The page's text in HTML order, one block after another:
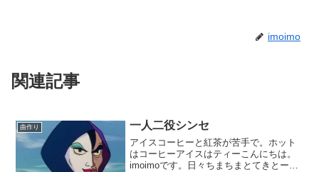
imoimo
関連記事
曲作り 一人二役シンセ
アイスコーヒーと紅茶が苦手で。ホット
はコーヒーアイスはティーこんにちは。
imoimoです。日々ちまちまとてきとーな